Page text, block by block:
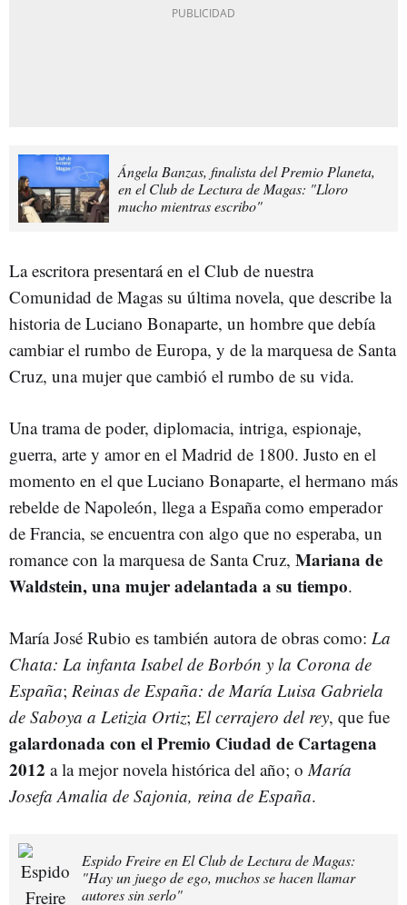
Ángela Banzas, finalista del Premio Planeta,
en el Club de Lectura de Magas: "Lloro
mucho mientras escribo"
La escritora presentará en el Club de nuestra
Comunidad de Magas su última novela, que describe la
historia de Luciano Bonaparte, un hombre que debía
cambiar el rumbo de Europa, y de la marquesa de Santa
Cruz, una mujer que cambió el rumbo de su vida.
Una trama de poder, diplomacia, intriga, espionaje,
guerra, arte y amor en el Madrid de 1800. Justo en el
momento en el que Luciano Bonaparte, el hermano más
rebelde de Napoleón, llega a España como emperador
de Francia, se encuentra con algo que no esperaba, un
romance con la marquesa de Santa Cruz, Mariana de
Waldstein, una mujer adelantada a su tiempo.
María José Rubio es también autora de obras como: La
Chata: La infanta Isabel de Borbón y la Corona de
España; Reinas de España: de María Luisa Gabriela
de Saboya a Letizia Ortiz; El cerrajero del rey, que fue
galardonada con el Premio Ciudad de Cartagena
2012 a la mejor novela histórica del año; o María
Josefa Amalia de Sajonia, reina de España.
Espido Freire en El Club de Lectura de Magas:
"Hay un juego de ego, muchos se hacen llamar
autores sin serlo"